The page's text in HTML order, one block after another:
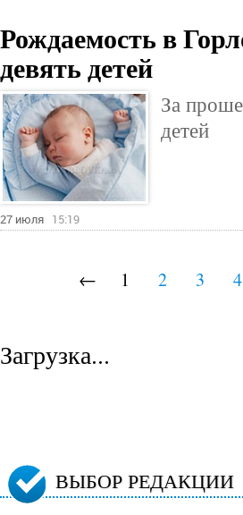
Рождаемость в
девять детей
За
детей
27 июля 15:19
← 1 2 3 4
Загрузка...
ВЫБОР РЕДАКЦИИ